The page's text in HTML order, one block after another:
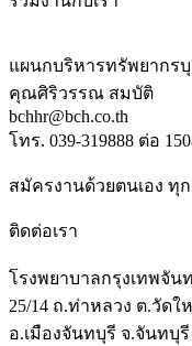
แผนกบริหารทรัพยากร
คุณศิริวรรณ สมบัติ
bchhr@bch.co.th
โทร. 039-319888 ต่อ
สมัครงานด้วยตนเอง ทุก
ติดต่อเรา
โรงพยาบาลกรุงเทพจัน
25/14 ถ.ท่าหลวง ต.วัดใ
อ.เมืองจันทบุรี จ.จันทบุรี